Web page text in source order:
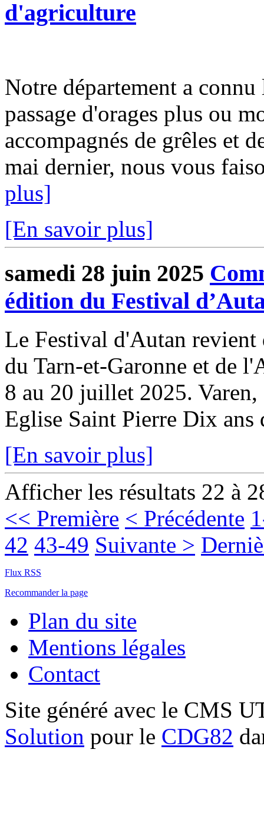
d'agriculture
Notre département a
passage d'orages plus ou
accompagnés de grêles et
mai dernier, nous vous
plus]
[En savoir plus]
samedi 28 juin 2025
édition du Festival
Le Festival d'Autan revient
du Tarn-et-Garonne et de
8 au 20 juillet 2025.
Eglise Saint Pierre Dix ans
[En savoir plus]
Afficher les résultats 22 à
<< Première < Précédente
42 43-49 Suivante >
Flux RSS
Recommander la page
Plan du site
Mentions légales
Contact
Site généré avec le CMS
Solution pour le CDG82